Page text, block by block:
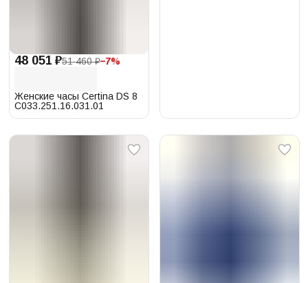
48 051 ₽51 460 ₽−7%
Женские часы Certina DS 8
C033.251.16.031.01